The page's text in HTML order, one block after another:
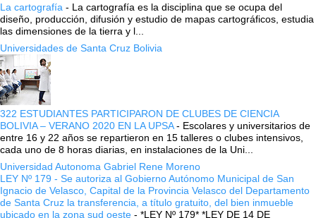
La cartografía - La cartografía es la disciplina que se ocupa del
diseño, producción, difusión y estudio de mapas cartográficos, estudia
las dimensiones de la tierra y l...
Universidades de Santa Cruz Bolivia
322 ESTUDIANTES PARTICIPARON DE CLUBES DE CIENCIA
BOLIVIA – VERANO 2020 EN LA UPSA- Escolares y universitarios de
entre 16 y 22 años se repartieron en 15 talleres o clubes intensivos,
cada uno de 8 horas diarias, en instalaciones de la Uni...
Universidad Autonoma Gabriel Rene Moreno
LEY Nº 179 - Se autoriza al Gobierno Autónomo Municipal de San
Ignacio de Velasco, Capital de la Provincia Velasco del Departamento
de Santa Cruz la transferencia, a título gratuito, del bien inmueble
ubicado en la zona sud oeste - *LEY Nº 179* *LEY DE 14 DE